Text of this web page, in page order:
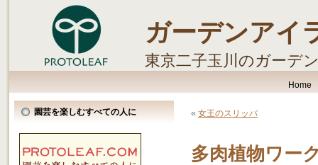
ガーデンアイ
東京二子玉川のガーデ
Home
園芸を楽しむすべての人に « 女王のスリッパ
多肉植物ワー